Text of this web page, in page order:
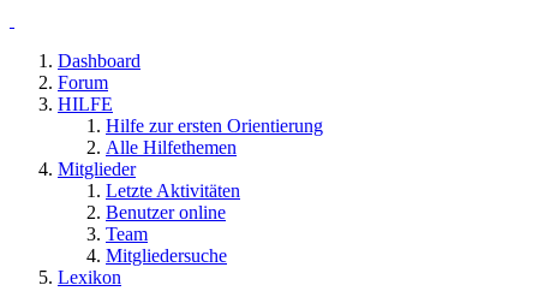
Dashboard
Forum
HILFE
Hilfe zur ersten Orientierung
Alle Hilfethemen
Mitglieder
Letzte Aktivitäten
Benutzer online
Team
Mitgliedersuche
Lexikon